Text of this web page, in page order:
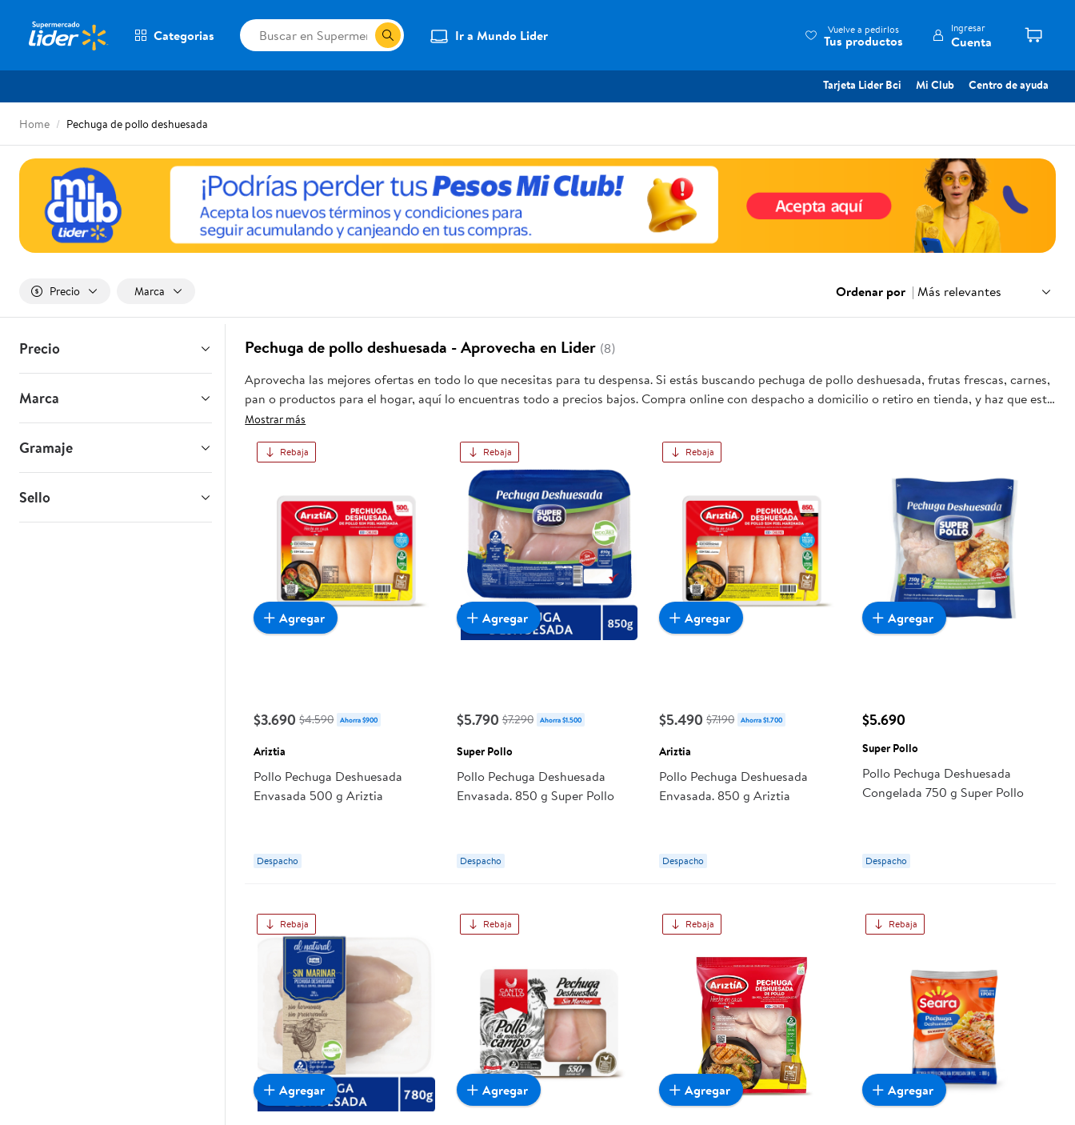
Categorias Ir a Mundo Lider Vuelve a pedirlos
Tus productos
Ingresar
Cuenta
Tarjeta Lider Bci Mi Club Centro de ayuda
Home Pechuga de pollo deshuesada
Precio Marca Ordenar por | Más relevantes
Precio
Marca
Gramaje
Sello
Pechuga de pollo deshuesada - Aprovecha en Lider (8)
Aprovecha las mejores ofertas en todo lo que necesitas para tu despensa. Si estás buscando pechuga de pollo deshuesada, frutas frescas, carnes,
pan o productos para el hogar, aquí lo encuentras todo a precios bajos. Compra online con despacho a domicilio o retiro en tienda, y haz que esta
oportunidad sea realmente conveniente para ti y tu familia.
Mostrar más
Rebaja
$3.690 $4.590 Ahorra $900
Ariztia
Pollo Pechuga Deshuesada
Envasada 500 g Ariztia
Despacho
Agregar
Rebaja
$5.790 $7.290 Ahorra $1.500
Super Pollo
Pollo Pechuga Deshuesada
Envasada. 850 g Super Pollo
Despacho
Agregar
Rebaja
$5.490 $7.190 Ahorra $1.700
Ariztia
Pollo Pechuga Deshuesada
Envasada. 850 g Ariztia
Despacho
Agregar
$5.690
Super Pollo
Pollo Pechuga Deshuesada
Congelada 750 g Super Pollo
Despacho
Agregar
Rebaja
Agregar
Rebaja
Agregar
Rebaja
Agregar
Rebaja
Agregar